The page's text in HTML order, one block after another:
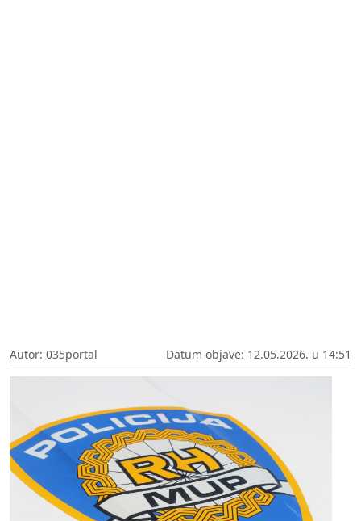
Autor: 035portal Datum objave: 12.05.2026. u 14:51